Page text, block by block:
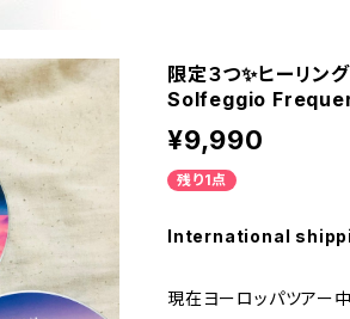
限定３つ✨ヒーリン
Solfeggio
¥9,990
残り1点
International
現在ヨーロッパツアー